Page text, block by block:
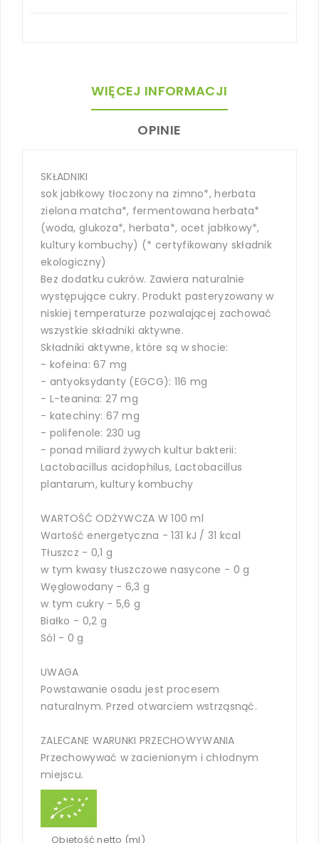
WIĘCEJ INFORMACJI
OPINIE
SKŁADNIKI
sok jabłkowy tłoczony na zimno*, herbata
zielona matcha*, fermentowana herbata*
(woda, glukoza*, herbata*, ocet jabłkowy*,
kultury kombuchy) (* certyfikowany składnik
ekologiczny)
Bez dodatku cukrów. Zawiera naturalnie
występujące cukry. Produkt pasteryzowany w
niskiej temperaturze pozwalającej zachować
wszystkie składniki aktywne.
Składniki aktywne, które są w shocie:
- kofeina: 67 mg
- antyoksydanty (EGCG): 116 mg
- L-teanina: 27 mg
- katechiny: 67 mg
- polifenole: 230 ug
- ponad miliard żywych kultur bakterii:
Lactobacillus acidophilus, Lactobacillus
plantarum, kultury kombuchy
WARTOŚĆ ODŻYWCZA W 100 ml
Wartość energetyczna - 131 kJ / 31 kcal
Tłuszcz - 0,1 g
w tym kwasy tłuszczowe nasycone - 0 g
Węglowodany - 6,3 g
w tym cukry - 5,6 g
Białko - 0,2 g
Sól - 0 g
UWAGA
Powstawanie osadu jest procesem
naturalnym. Przed otwarciem wstrząsnąć.
ZALECANE WARUNKI PRZECHOWYWANIA
Przechowywać w zacienionym i chłodnym
miejscu.
Objętość netto (ml)